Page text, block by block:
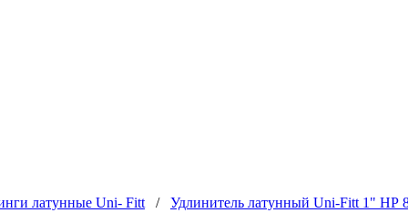
латунные Uni- Fitt / Удлинитель латунный Uni-Fitt 1" НР